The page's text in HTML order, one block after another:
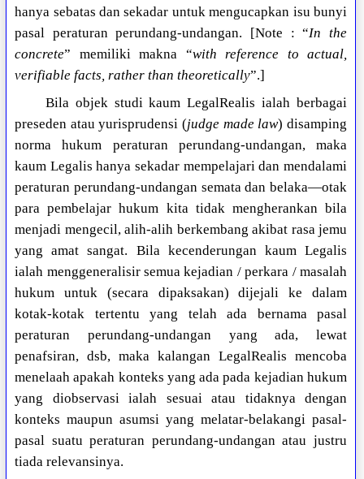
hanya sebatas dan sekadar untuk mengucapkan isu bunyi
pasal peraturan perundang-undangan. [Note : “In the
concrete” memiliki makna “with reference to actual,
verifiable facts, rather than theoretically”.]
Bila objek studi kaum LegalRealis ialah berbagai
preseden atau yurisprudensi (judge made law) disamping
norma hukum peraturan perundang-undangan, maka
kaum Legalis hanya sekadar mempelajari dan mendalami
peraturan perundang-undangan semata dan belaka—otak
para pembelajar hukum kita tidak mengherankan bila
menjadi mengecil, alih-alih berkembang akibat rasa jemu
yang amat sangat. Bila kecenderungan kaum Legalis
ialah menggeneralisir semua kejadian / perkara / masalah
hukum untuk (secara dipaksakan) dijejali ke dalam
kotak-kotak tertentu yang telah ada bernama pasal
peraturan perundang-undangan yang ada, lewat
penafsiran, dsb, maka kalangan LegalRealis mencoba
menelaah apakah konteks yang ada pada kejadian hukum
yang diobservasi ialah sesuai atau tidaknya dengan
konteks maupun asumsi yang melatar-belakangi pasal-
pasal suatu peraturan perundang-undangan atau justru
tiada relevansinya.